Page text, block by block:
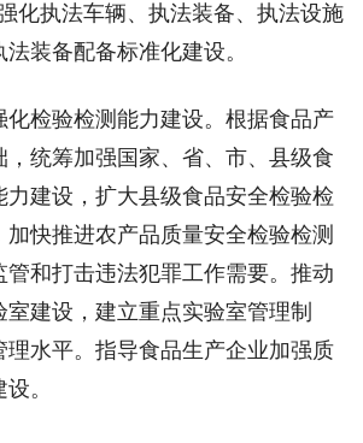
化执法车辆、执法装备、执法设施
装备配备标准化建设。
化检验检测能力建设。根据食品产
，统筹加强国家、省、市、县级食
力建设，扩大县级食品安全检验检
快推进农产品质量安全检验检测
管和打击违法犯罪工作需要。推动
建设，建立重点实验室管理制
理水平。指导食品生产企业加强质
。